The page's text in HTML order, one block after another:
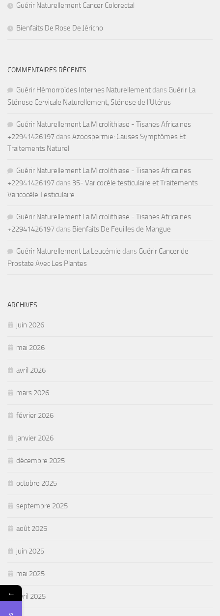
Guérir Naturellement Cancer Colorectal
Bienfaits De Rose De Jéricho
COMMENTAIRES RÉCENTS
Guérir Hémorroïdes Internes Naturellement dans Guérir La
Sténose Cervicale Naturellement, Sténose de l’Utérus
Guérir Naturellement La Microlithiase - Tisanes Africaines
+22941426197 dans Azoospermie: Causes Symptômes Et
Traitements Naturel
Guérir Naturellement La Microlithiase - Tisanes Africaines
+22941426197 dans 35- Varicocèle testiculaire et Traitements
Varicocèle Testiculaire
Guérir Naturellement La Microlithiase - Tisanes Africaines
+22941426197 dans Bienfaits De Feuilles de Mangue
Guérir Naturellement La Leucémie dans Guérir Cancer de
Prostate Avec Les Plantes
ARCHIVES
juin 2026
mai 2026
avril 2026
mars 2026
février 2026
janvier 2026
décembre 2025
octobre 2025
septembre 2025
août 2025
juin 2025
mai 2025
avril 2025
←